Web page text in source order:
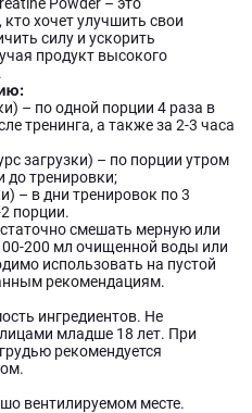
хочет улучшить свои
силу и ускорить
продукт высокого
– по одной порции 4 раза в
тренинга, а также за 2-3 часа
загрузки) – по порции утром
до тренировки;
– в дни тренировок по 3
порции.
смешать мерную или
200 мл очищенной воды или
использовать на пустой
рекомендациям.
ингредиентов. Не
младше 18 лет. При
рекомендуется
вентилируемом месте.